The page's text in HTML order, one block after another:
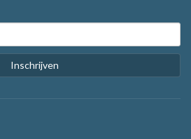
Inschrijven